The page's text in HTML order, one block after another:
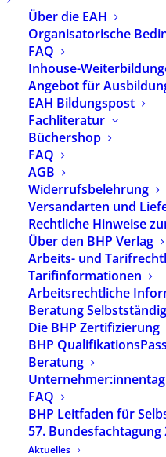
Über die EAH
Organisatorische
FAQ
Inhouse-
Angebot für
EAH Bildungspost
Fachliteratur
Büchershop
FAQ
AGB
Widerrufsbelehrung
Versandarten und
Rechtliche Hinweise
Über den BHP Verlag
Arbeits- und
Tarifinformationen
Arbeitsrechtliche
Beratung
Die BHP Zertifizierung
BHP QualifikationsPass
Beratung
Unternehmer:innentag
FAQ
BHP Leitfaden für
57. Bundesfachtagung
Aktuelles
Seminar-Nr.: 26 F 7.3
Leistungen der
bereits
körperlichen
Behinderungen -
Leistungsumfang
Ort: Online
Datum:
29.09.2026 –
Anmeldeschluss:
Plätze verfügbar
Referent:innen: